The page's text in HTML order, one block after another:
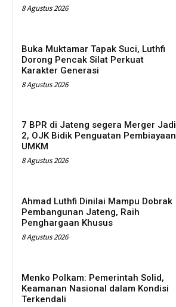
8 Agustus 2026
Buka Muktamar Tapak Suci, Luthfi
Dorong Pencak Silat Perkuat
Karakter Generasi
8 Agustus 2026
7 BPR di Jateng segera Merger Jadi
2, OJK Bidik Penguatan Pembiayaan
UMKM
8 Agustus 2026
Ahmad Luthfi Dinilai Mampu Dobrak
Pembangunan Jateng, Raih
Penghargaan Khusus
8 Agustus 2026
Menko Polkam: Pemerintah Solid,
Keamanan Nasional dalam Kondisi
Terkendali